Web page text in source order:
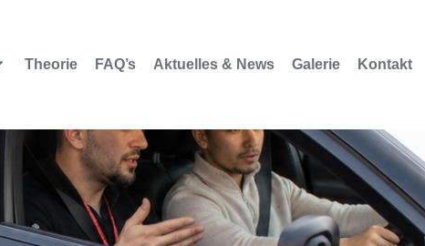
Theorie FAQ’s Aktuelles & News Galerie Kontakt